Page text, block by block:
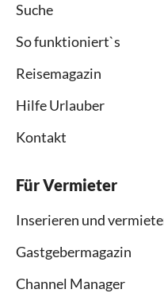
Suche
So funktioniert`s
Reisemagazin
Hilfe Urlauber
Kontakt
Für Vermieter
Inserieren und
Gastgebermagazin
Channel Manager